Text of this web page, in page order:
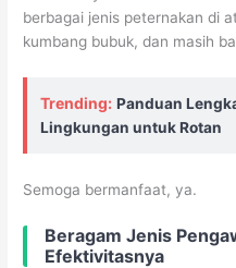
berbagai jenis peternakan di
kumbang bubuk, dan masih
Trending: Panduan
Lingkungan untuk Rotan
Semoga bermanfaat, ya.
Beragam Jenis
Efektivitasnya